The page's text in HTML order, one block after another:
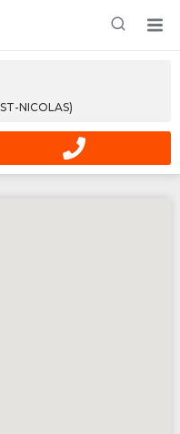
/ Rabais /
NICOLAS)